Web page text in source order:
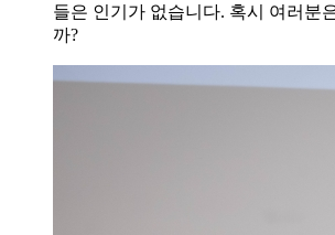
들은 인기가 없습니다. 혹시 여러분
까?